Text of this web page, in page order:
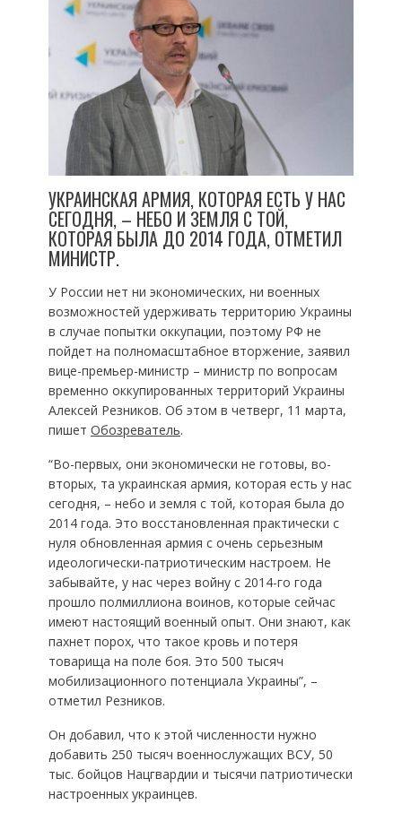
УКРАИНСКАЯ АРМИЯ, КОТОРАЯ ЕСТЬ У НАС
СЕГОДНЯ, – НЕБО И ЗЕМЛЯ С ТОЙ,
КОТОРАЯ БЫЛА ДО 2014 ГОДА, ОТМЕТИЛ
МИНИСТР.
У России нет ни экономических, ни военных
возможностей удерживать территорию Украины
в случае попытки оккупации, поэтому РФ не
пойдет на полномасштабное вторжение, заявил
вице-премьер-министр – министр по вопросам
временно оккупированных территорий Украины
Алексей Резников. Об этом в четверг, 11 марта,
пишет Обозреватель.
“Во-первых, они экономически не готовы, во-
вторых, та украинская армия, которая есть у нас
сегодня, – небо и земля с той, которая была до
2014 года. Это восстановленная практически с
нуля обновленная армия с очень серьезным
идеологически-патриотическим настроем. Не
забывайте, у нас через войну с 2014-го года
прошло полмиллиона воинов, которые сейчас
имеют настоящий военный опыт. Они знают, как
пахнет порох, что такое кровь и потеря
товарища на поле боя. Это 500 тысяч
мобилизационного потенциала Украины”, –
отметил Резников.
Он добавил, что к этой численности нужно
добавить 250 тысяч военнослужащих ВСУ, 50
тыс. бойцов Нацгвардии и тысячи патриотически
настроенных украинцев.